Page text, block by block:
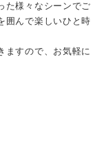
た様々なシーンでご
囲んで楽しいひと時
ますので、お気軽に